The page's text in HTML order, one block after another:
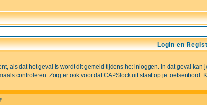
Login en
als dat het geval is wordt dit gemeld tijdens het inloggen. In dat geval
controleren. Zorg er ook voor dat CAPSlock uit staat op je